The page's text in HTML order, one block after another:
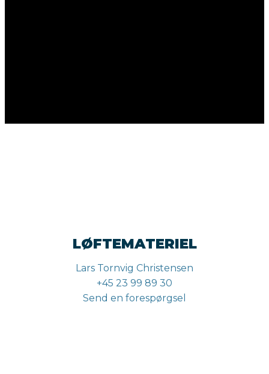
LØFTEMATERIEL
Lars Tornvig Christensen
+45 23 99 89 30
Send en forespørgsel